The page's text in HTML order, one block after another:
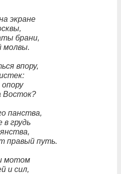
экране
брани,
молвы.
впору,
опору
Восток?
панства,
в грудь
правый путь.
мотом
и сил,